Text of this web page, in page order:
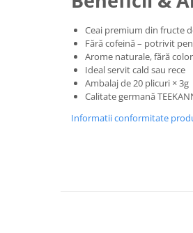
Ceai premium din fructe
Fără cofeină – potrivit
Arome naturale, fără
Ideal servit cald sau rece
Ambalaj de 20 plicuri × 3g
Calitate germană
Informatii conformitate